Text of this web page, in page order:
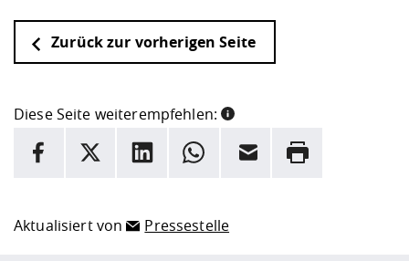
Zurück zur vorherigen Seite
Diese Seite weiterempfehlen:
INFORMATION
Facebook
X LinkedInWhatsappE-Mail Drucken
Aktualisiert von Pressestelle